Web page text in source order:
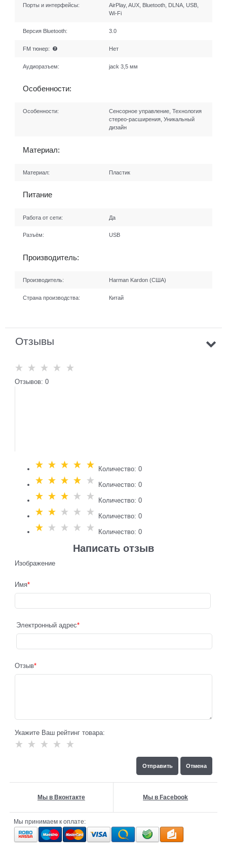
Порты и интерфейсы:
AirPlay, AUX, Bluetooth, DLNA, USB,
Wi-Fi
Версия Bluetooth: 3.0
FM тюнер: Нет
Аудиоразъем: jack 3,5 мм
Особенности:
Особенности:
Сенсорное управление, Технология
стерео-расширения, Уникальный
дизайн
Материал:
Материал: Пластик
Питание
Работа от сети: Да
Разъём: USB
Производитель:
Производитель: Harman Kardon (США)
Страна производства: Китай
Отзывы
Отзывов: 0
Количество: 0
Количество: 0
Количество: 0
Количество: 0
Количество: 0
Написать отзыв
Изображение
Имя
Электронный адрес
Отзыв
Укажите Ваш рейтинг товара:
Мы в Вконтакте Мы в Facebook
Мы принимаем к оплате: